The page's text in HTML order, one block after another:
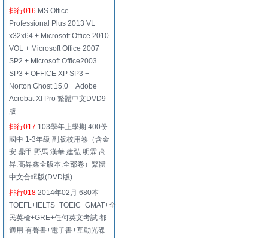
排行016 MS Office
Professional Plus 2013 VL
x32x64 + Microsoft Office 2010
VOL + Microsoft Office 2007
SP2 + Microsoft Office2003
SP3 + OFFICE XP SP3 +
Norton Ghost 15.0 + Adobe
Acrobat XI Pro 繁體中文DVD9
版
排行017 103學年上學期 400份
國中 1-3年級 副版校用卷（含金
安.鼎甲.野馬.漢華.建弘.明霖.高
昇.高昇鑫全版本.全部卷）繁體
中文合輯版(DVD版)
排行018 2014年02月 680本
TOEFL+IELTS+TOEIC+GMAT+全
民英檢+GRE+任何英文考試 都
適用 有聲書+電子書+互動光碟